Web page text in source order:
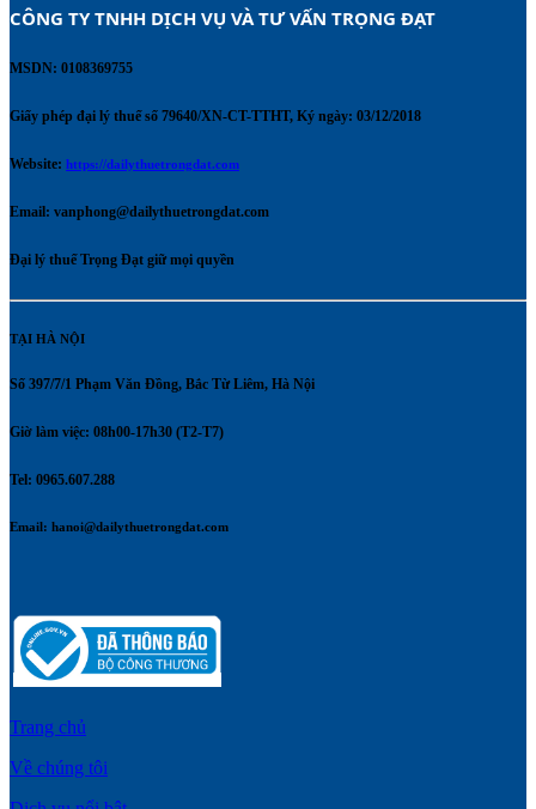
CÔNG TY TNHH DỊCH VỤ VÀ TƯ VẤN TRỌNG ĐẠT
MSDN: 0108369755
Giấy phép đại lý thuế số 79640/XN-CT-TTHT, Ký ngày: 03/12/2018
Website: https://dailythuetrongdat.com
Email: vanphong@dailythuetrongdat.com
Đại lý thuế Trọng Đạt giữ mọi quyền
TẠI HÀ NỘI
Số 397/7/1 Phạm Văn Đồng, Bắc Từ Liêm, Hà Nội
Giờ làm việc: 08h00-17h30 (T2-T7)
Tel: 0965.607.288
Email: hanoi@dailythuetrongdat.com
Trang chủ
Về chúng tôi